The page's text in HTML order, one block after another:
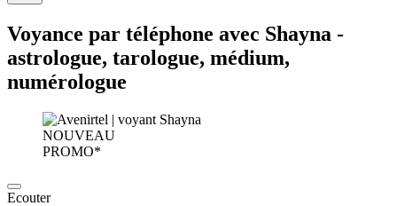
Voyance par téléphone avec Shayna -
astrologue, tarologue, médium,
numérologue
NOUVEAU
PROMO*
Ecouter